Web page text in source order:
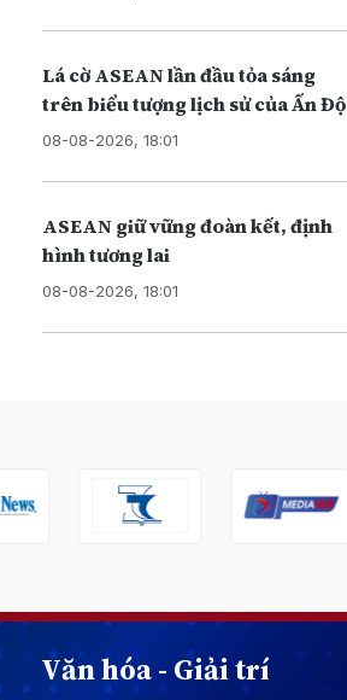
Lá cờ ASEAN lần đầu tỏa sáng
trên biểu tượng lịch sử của Ấn Độ
08-08-2026, 18:01
ASEAN giữ vững đoàn kết, định
hình tương lai
08-08-2026, 18:01
Văn hóa - Giải trí